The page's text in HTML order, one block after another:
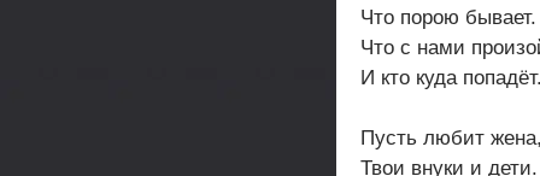
Что порою бывает.
Что с нами
И кто куда попадёт.
Пусть любит жена,
Твои внуки и дети.